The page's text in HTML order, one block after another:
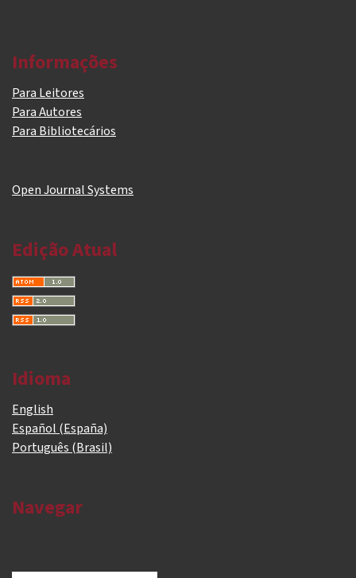
Informações
Para Leitores
Para Autores
Para Bibliotecários
Open Journal Systems
Edição Atual
Idioma
English
Español (España)
Português (Brasil)
Navegar